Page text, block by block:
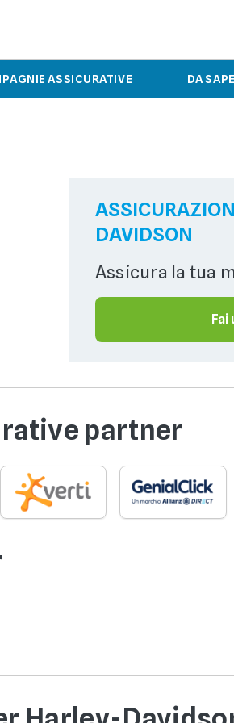
ASSICURATIVE DA
DAVIDSON
Assicura la tua
Fai
partner